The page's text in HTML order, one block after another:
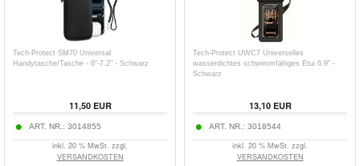
Tech-Protect SM70 Universal
Handytasche/Tasche - 6"-7.2" - Schwarz
11,50EUR
ART. NR.: 3014855
inkl. 20 % MwSt. zzgl.
VERSANDKOSTEN
Tech-Protect UWC7 Universelles
wasserdichtes schwimmfähiges Etui 6.9" -
Schwarz
13,10EUR
ART. NR.: 3018544
inkl. 20 % MwSt. zzgl.
VERSANDKOSTEN